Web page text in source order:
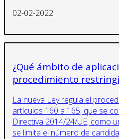
02-02-2022
¿Qué ámbito de
procedimiento
La nueva Ley regula el
artículos 160 a 165, que se
Directiva 2014/24/UE, como
se limita el número de